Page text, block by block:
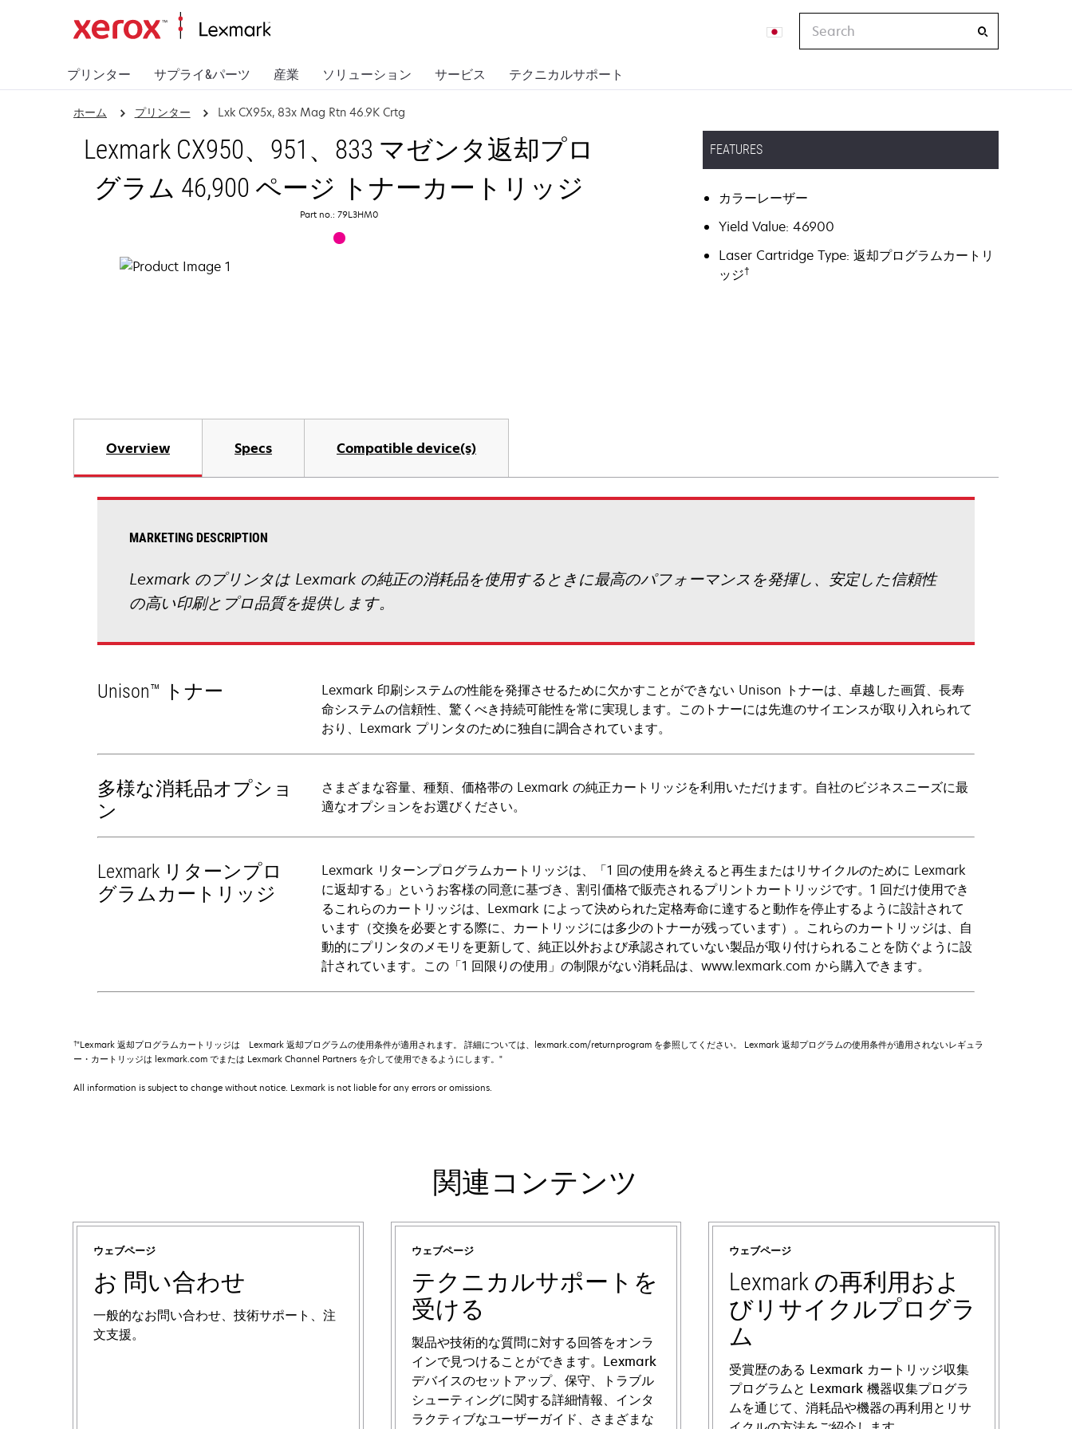
プリンター サプライ&パーツ 産業 ソリューション サービス テクニカルサポート
ホーム プリンター Lxk CX95x, 83x Mag Rtn 46.9K Crtg
Lexmark CX950、951、833 マゼンタ返却プロ
グラム 46,900 ページ トナーカートリッジ
Part no.: 79L3HM0
FEATURES
カラーレーザー
Yield Value: 46900
Laser Cartridge Type: 返却プログラムカートリ
ッジ†
Overview Specs Compatible device(s)
MARKETING DESCRIPTION
Lexmark のプリンタは Lexmark の純正の消耗品を使用するときに最高のパフォーマンスを発揮し、安定した信頼性
の高い印刷とプロ品質を提供します。
Unison™ トナー
Lexmark 印刷システムの性能を発揮させるために欠かすことができない Unison トナーは、卓越した画質、長寿
命システムの信頼性、驚くべき持続可能性を常に実現します。このトナーには先進のサイエンスが取り入れられて
おり、Lexmark プリンタのために独自に調合されています。
多様な消耗品オプショ
ン
さまざまな容量、種類、価格帯の Lexmark の純正カートリッジを利用いただけます。自社のビジネスニーズに最
適なオプションをお選びください。
Lexmark リターンプロ
グラムカートリッジ
Lexmark リターンプログラムカートリッジは、「1 回の使用を終えると再生またはリサイクルのために Lexmark
に返却する」というお客様の同意に基づき、割引価格で販売されるプリントカートリッジです。1 回だけ使用でき
るこれらのカートリッジは、Lexmark によって決められた定格寿命に達すると動作を停止するように設計されて
います（交換を必要とする際に、カートリッジには多少のトナーが残っています）。これらのカートリッジは、自
動的にプリンタのメモリを更新して、純正以外および承認されていない製品が取り付けられることを防ぐように設
計されています。この「1 回限りの使用」の制限がない消耗品は、www.lexmark.com から購入できます。
†"Lexmark 返却プログラムカートリッジは Lexmark 返却プログラムの使用条件が適用されます。 詳細については、lexmark.com/returnprogram を参照してください。 Lexmark 返却プログラムの使用条件が適用されないレギュラ
ー・カートリッジは lexmark.com でまたは Lexmark Channel Partners を介して使用できるようにします。"
All information is subject to change without notice. Lexmark is not liable for any errors or omissions.
関連コンテンツ
ウェブページ
お 問い合わせ
一般的なお問い合わせ、技術サポート、注
文支援。
ウェブページ
テクニカルサポートを
受ける
製品や技術的な質問に対する回答をオンラ
インで見つけることができます。Lexmark
デバイスのセットアップ、保守、トラブル
シューティングに関する詳細情報、インタ
ラクティブなユーザーガイド、さまざまな
ウェブページ
Lexmark の再利用およ
びリサイクルプログラ
ム
受賞歴のある Lexmark カートリッジ収集
プログラムと Lexmark 機器収集プログラ
ムを通じて、消耗品や機器の再利用とリサ